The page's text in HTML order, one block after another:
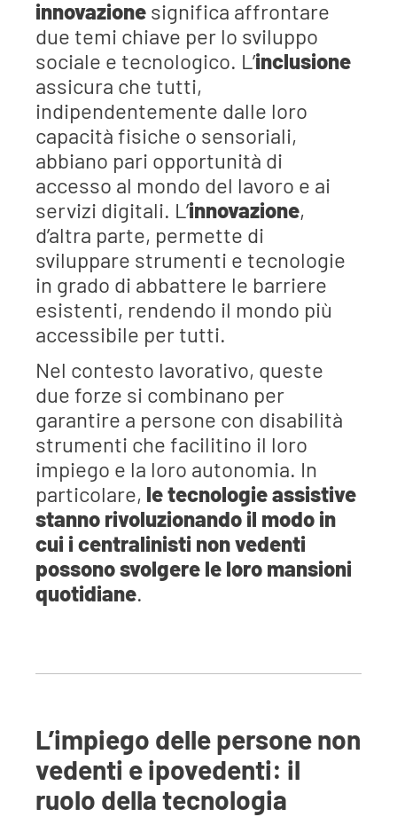
innovazione significa affrontare
due temi chiave per lo sviluppo
sociale e tecnologico. L’inclusione
assicura che tutti,
indipendentemente dalle loro
capacità fisiche o sensoriali,
abbiano pari opportunità di
accesso al mondo del lavoro e ai
servizi digitali. L’innovazione,
d’altra parte, permette di
sviluppare strumenti e tecnologie
in grado di abbattere le barriere
esistenti, rendendo il mondo più
accessibile per tutti.
Nel contesto lavorativo, queste
due forze si combinano per
garantire a persone con disabilità
strumenti che facilitino il loro
impiego e la loro autonomia. In
particolare, le tecnologie assistive
stanno rivoluzionando il modo in
cui i centralinisti non vedenti
possono svolgere le loro mansioni
quotidiane.
L’impiego delle persone non
vedenti e ipovedenti: il
ruolo della tecnologia